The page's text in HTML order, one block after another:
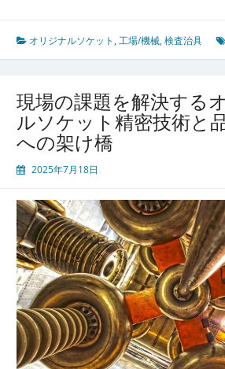
オリジナルソケット ,工場/機械,検査治具
現場の課題を解決する
ルソケット精密技術と
への架け橋
2025年7月18日